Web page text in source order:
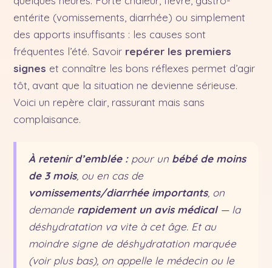
entérite (vomissements, diarrhée) ou simplement
des apports insuffisants : les causes sont
fréquentes l’été. Savoir repérer les premiers
signes et connaître les bons réflexes permet d’agir
tôt, avant que la situation ne devienne sérieuse.
Voici un repère clair, rassurant mais sans
complaisance.
À retenir d’emblée :pour un bébé de moins
de 3 mois, ou en cas de
vomissements/diarrhée importants, on
demande rapidement un avis médical— la
déshydratation va vite à cet âge. Et au
moindre signe de déshydratation marquée
(voir plus bas), on appelle le médecin ou le